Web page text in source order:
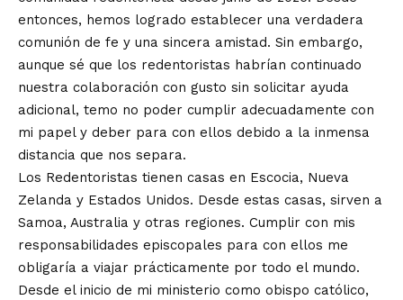
entonces, hemos logrado establecer una verdadera
comunión de fe y una sincera amistad. Sin embargo,
aunque sé que los redentoristas habrían continuado
nuestra colaboración con gusto sin solicitar ayuda
adicional, temo no poder cumplir adecuadamente con
mi papel y deber para con ellos debido a la inmensa
distancia que nos separa.
Los Redentoristas tienen casas en Escocia, Nueva
Zelanda y Estados Unidos. Desde estas casas, sirven a
Samoa, Australia y otras regiones. Cumplir con mis
responsabilidades episcopales para con ellos me
obligaría a viajar prácticamente por todo el mundo.
Desde el inicio de mi ministerio como obispo católico,